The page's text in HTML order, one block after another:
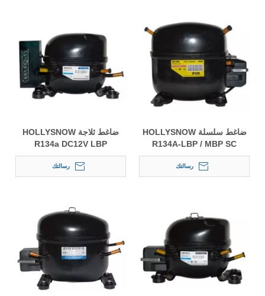
ضاغط سلسلة HOLLYSNOW
R134A-LBP / MBP SC
للثلاجات وشاشات العرض
رسالتك
ضاغط ثلاجة HOLLYSNOW
R134a DC12V LBP
رسالتك